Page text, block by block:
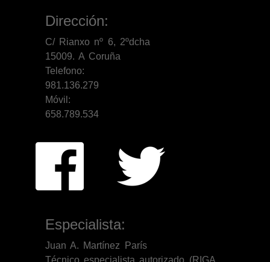
Dirección:
C/ Rianxo nº 6, 2ºdcha
15009. A Coruña
Telefono:
981.136.279
Móvil:
658.789.534
Especialista:
Juan A. Martínez París